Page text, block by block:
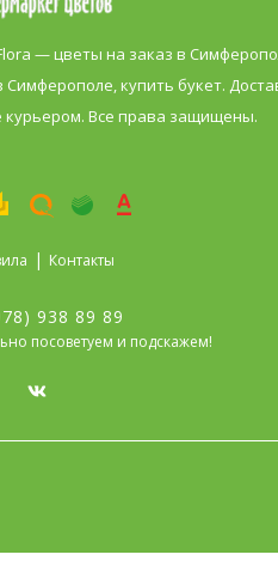
— цветы на заказ в
купить букет.
Все права защищены.
| Контакты
938 89 89
посоветуем и подскажем!